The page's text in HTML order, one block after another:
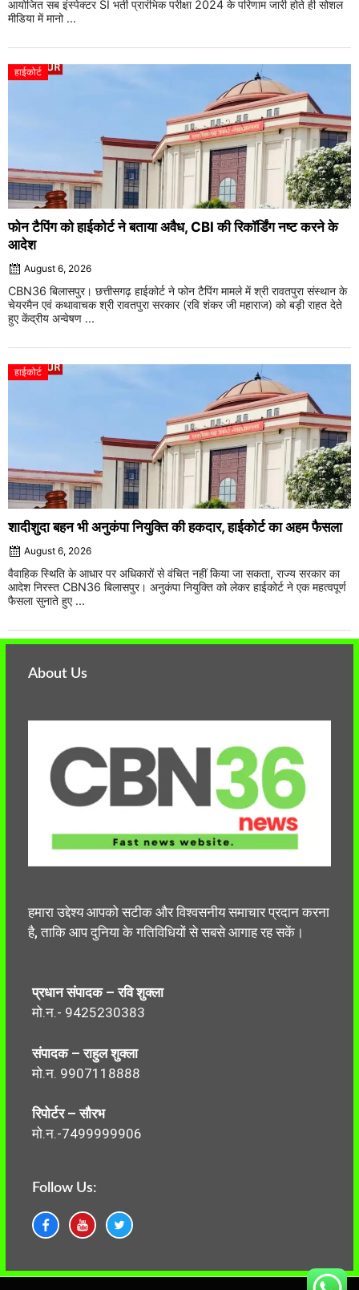
आयोजित सब इंस्पेक्टर SI भर्ती प्रारंभिक परीक्षा 2024 के परिणाम जारी होते ही सोशल
मीडिया में मानो ...
हाईकोर्ट
फोन टैपिंग को हाईकोर्ट ने बताया अवैध, CBI की रिकॉर्डिंग नष्ट करने के
आदेश
August 6, 2026
CBN36 बिलासपुर। छत्तीसगढ़ हाईकोर्ट ने फोन टैपिंग मामले में श्री रावतपुरा संस्थान के
चेयरमैन एवं कथावाचक श्री रावतपुरा सरकार (रवि शंकर जी महाराज) को बड़ी राहत देते
हुए केंद्रीय अन्वेषण ...
हाईकोर्ट
शादीशुदा बहन भी अनुकंपा नियुक्ति की हकदार, हाईकोर्ट का अहम फैसला
August 6, 2026
वैवाहिक स्थिति के आधार पर अधिकारों से वंचित नहीं किया जा सकता, राज्य सरकार का
आदेश निरस्त CBN36 बिलासपुर। अनुकंपा नियुक्ति को लेकर हाईकोर्ट ने एक महत्वपूर्ण
फैसला सुनाते हुए ...
About Us
हमारा उद्देश्य आपको सटीक और विश्वसनीय समाचार प्रदान करना
है, ताकि आप दुनिया के गतिविधियों से सबसे आगाह रह सकें।
प्रधान संपादक – रवि शुक्ला
मो.न.- 9425230383
संपादक – राहुल शुक्ला
मो.न. 9907118888
रिपोर्टर – सौरभ
मो.न.-7499999906
Follow Us: